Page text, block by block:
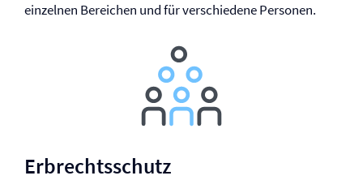
einzelnen Bereichen und für verschiedene Personen.
Erb­rechtsschutz